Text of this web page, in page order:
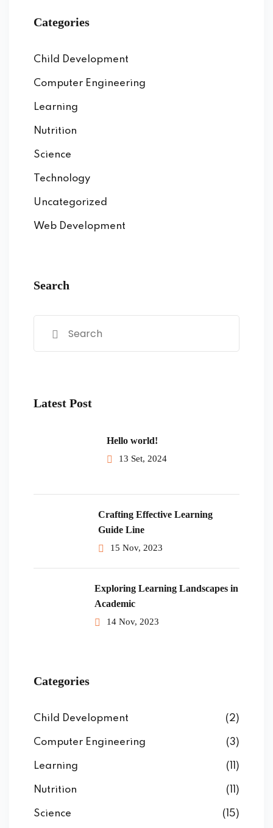
Categories
Child Development
Computer Engineering
Learning
Nutrition
Science
Technology
Uncategorized
Web Development
Search
Latest Post
Hello world!
13 Set, 2024
Crafting Effective Learning
Guide Line
15 Nov, 2023
Exploring Learning Landscapes in
Academic
14 Nov, 2023
Categories
Child Development (2)
Computer Engineering (3)
Learning (11)
Nutrition (11)
Science (15)